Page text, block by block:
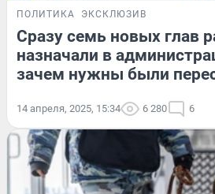
ПОЛИТИКА ЭКСКЛЮЗИВ
Сразу семь новых глав
назначали в
зачем нужны были
14 апреля, 2025, 15:34 6 280 6